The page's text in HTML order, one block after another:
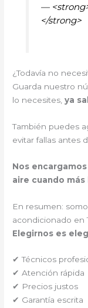
—
</strong>
¿Todavía no
Guarda nuestro
lo necesites,ya
También puedes
evitar fallas antes
Nos
aire cuando
En resumen:
acondicionado en
Elegirnos es
✔ Técnicos
✔ Atención rápida
✔ Precios justos
✔ Garantía escrita